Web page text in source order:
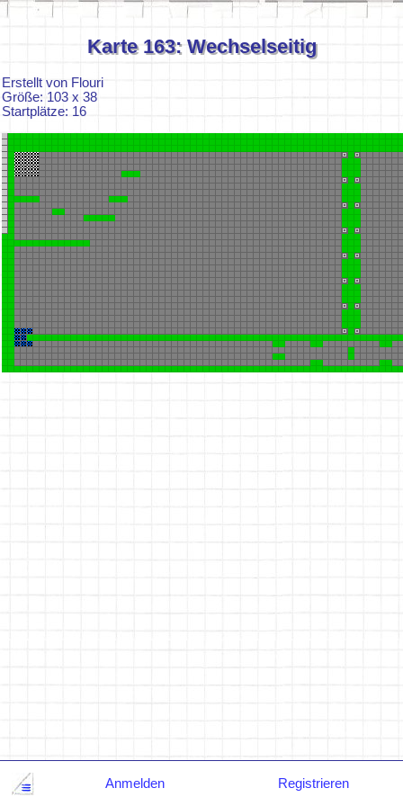
Karte 163: Wechselseitig
Erstellt von Flouri
Größe: 103 x 38
Startplätze: 16
Anmelden Registrieren